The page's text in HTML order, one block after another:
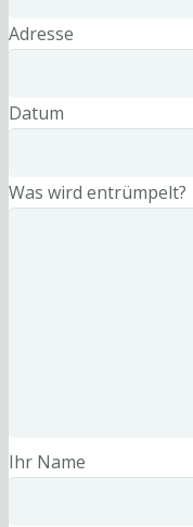
Adresse
Datum
Was wird entrümpelt?
Ihr Name